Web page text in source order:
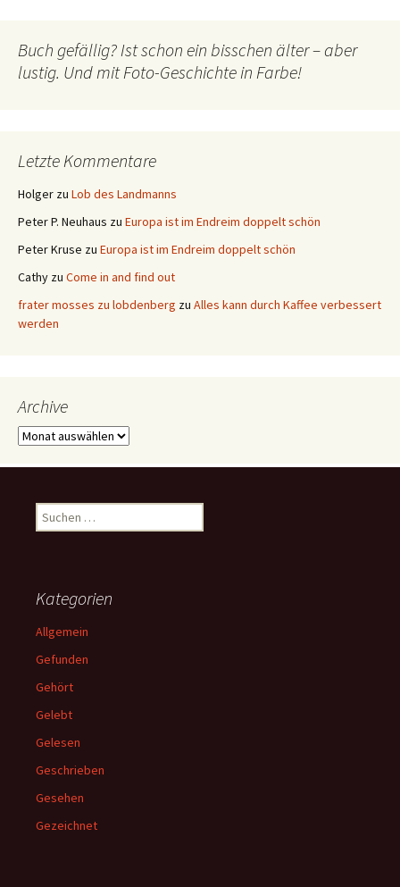
Buch gefällig? Ist schon ein bisschen älter – aber
lustig. Und mit Foto-Geschichte in Farbe!
Letzte Kommentare
Holger zu Lob des Landmanns
Peter P. Neuhaus zu Europa ist im Endreim doppelt schön
Peter Kruse zu Europa ist im Endreim doppelt schön
Cathy zu Come in and find out
frater mosses zu lobdenberg zu Alles kann durch Kaffee verbessert
werden
Archive
Archive
Suchen
nach:
Kategorien
Allgemein
Gefunden
Gehört
Gelebt
Gelesen
Geschrieben
Gesehen
Gezeichnet